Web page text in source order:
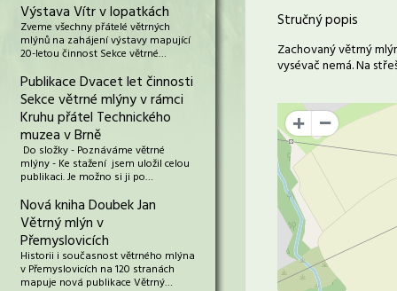
Výstava Vítr v lopatkách
Zveme všechny přátelé větrných
mlýnů na zahájení výstavy mapující
20-letou činnost Sekce větrné…
Publikace Dvacet let činnosti
Sekce větrné mlýny v rámci
Kruhu přátel Technického
muzea v Brně
Do složky - Poznáváme větrné
mlýny - Ke stažení jsem uložil celou
publikaci. Je možno si ji po…
Nová kniha Doubek Jan
Větrný mlýn v
Přemyslovicích
Historii i současnost větrného mlýna
v Přemyslovicích na 120 stranách
mapuje nová publikace Větrný…
Stručný popis
Zachovaný větrný
vysévač nemá. Na
+